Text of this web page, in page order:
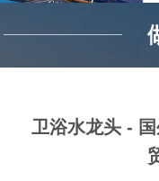
卫浴水龙头 -